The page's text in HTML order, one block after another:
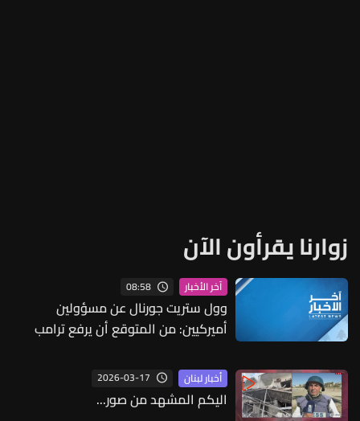
زوارنا يقرأون الآن
آخر الأخبار 08:58
وول ستريت جورنال عن مسؤولين
أميركيين: من المتوقع أن يرفع ترامب
مضيق هرمز بالكامل
أخبار لبنان 2026-03-17
اليكم المشهد من صور...